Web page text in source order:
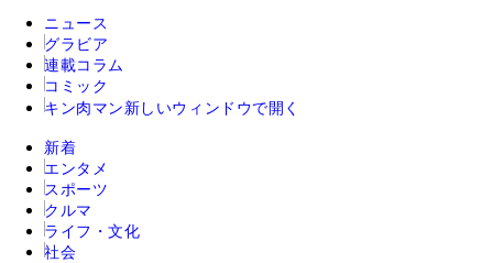
ニュース
グラビア
連載コラム
コミック
キン肉マン 新しいウィンドウで開く
新着
エンタメ
スポーツ
クルマ
ライフ・文化
社会